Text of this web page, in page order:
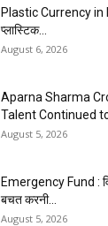
Plastic Currency in
प्लास्टिक...
August 6, 2026
Aparna Sharma
Talent Continued to
August 5, 2026
Emergency Fund :
बचत करनी...
August 5, 2026